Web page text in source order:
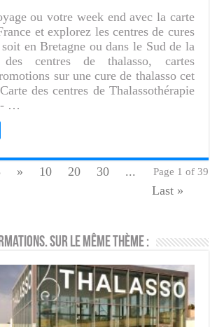
ou votre week end avec la carte
et explorez les centres de cures
en Bretagne ou dans le Sud de la
centres de thalasso, cartes
sur une cure de thalasso cet
des centres de Thalassothérapie
- …
Page 1 of 39
» 10 20 30
...
Last »
Sur le même thème :